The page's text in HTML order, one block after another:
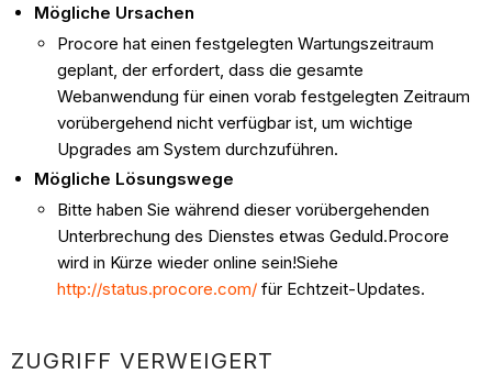
Mögliche Ursachen
Procore hat einen festgelegten Wartungszeitraum
geplant, der erfordert, dass die gesamte
Webanwendung für einen vorab festgelegten Zeitraum
vorübergehend nicht verfügbar ist, um wichtige
Upgrades am System durchzuführen.
Mögliche Lösungswege
Bitte haben Sie während dieser vorübergehenden
Unterbrechung des Dienstes etwas Geduld.Procore
wird in Kürze wieder online sein!Siehe
http://status.procore.com/ für Echtzeit-Updates.
ZUGRIFF VERWEIGERT